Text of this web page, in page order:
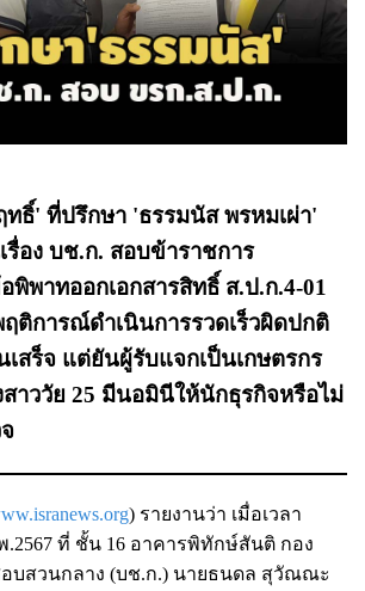
ธิ์' ที่ปรึกษา 'ธรรมนัส พรหมเผ่า'
รื่อง บช.ก. สอบข้าราชการ
พิพาทออกเอกสารสิทธิ์ ส.ป.ก.4-01
ติการณ์ดำเนินการรวดเร็วผิดปกติ
เสร็จ แต่ยันผู้รับแจกเป็นเกษตรกร
าววัย 25 มีนอมินีให้นักธุรกิจหรือไม่
) รายงานว่า เมื่อเวลา
.2567 ที่ ชั้น 16 อาคารพิทักษ์สันติ กอง
บสวนกลาง (บช.ก.) นายธนดล สุวัณณะ